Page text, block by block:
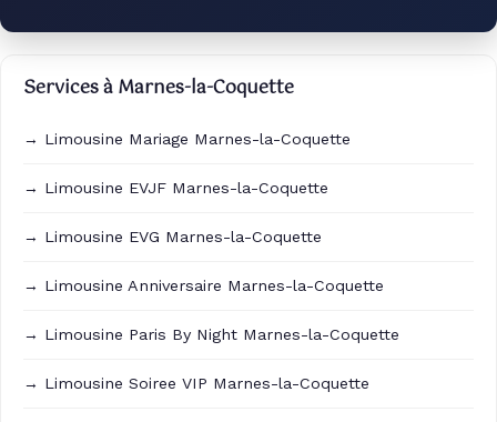
Services à Marnes-la-Coquette
→ Limousine Mariage Marnes-la-Coquette
→ Limousine EVJF Marnes-la-Coquette
→ Limousine EVG Marnes-la-Coquette
→ Limousine Anniversaire Marnes-la-Coquette
→ Limousine Paris By Night Marnes-la-Coquette
→ Limousine Soiree VIP Marnes-la-Coquette